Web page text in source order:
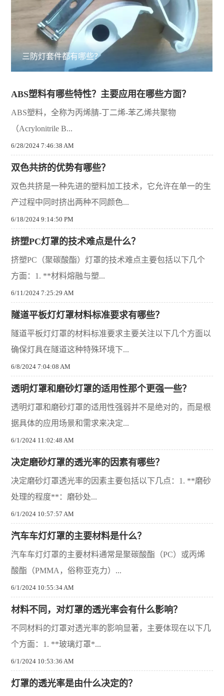
三防灯套件都有哪些？
ABS塑料有哪些特性？主要应用在哪些方面？
ABS塑料，全称为丙烯腈-丁二烯-苯乙烯共聚物
（Acrylonitrile B...
6/28/2024 7:46:38 AM
双色共挤的优势有哪些？
双色共挤是一种先进的塑料加工技术，它允许在单一的生
产过程中同时挤出两种不同颜色...
6/18/2024 9:14:50 PM
挤塑PC灯罩的技术难点是什么？
挤塑PC（聚碳酸酯）灯罩的技术难点主要包括以下几个
方面：1. **材料熔融与塑...
6/11/2024 7:25:29 AM
隧道平板灯灯罩材料标准要求有哪些？
隧道平板灯灯罩的材料标准要求主要关注以下几个方面以
确保灯具在隧道这种特殊环境下...
6/8/2024 7:04:08 AM
透明灯罩和磨砂灯罩的适用性那个更强一些？
透明灯罩和磨砂灯罩的适用性强弱并不是绝对的，而是根
据具体的应用场景和需求来决定...
6/1/2024 11:02:48 AM
决定磨砂灯罩的透光率的因素有哪些？
决定磨砂灯罩透光率的因素主要包括以下几点：1. **磨砂
处理的程度**：磨砂处...
6/1/2024 10:57:57 AM
汽车车灯灯罩的主要材料是什么？
汽车车灯灯罩的主要材料通常是聚碳酸酯（PC）或丙烯
酸酯（PMMA，俗称亚克力）...
6/1/2024 10:55:34 AM
材料不同，对灯罩的透光率会有什么影响？
不同材料的灯罩对透光率的影响显著，主要体现在以下几
个方面：1. **玻璃灯罩*...
6/1/2024 10:53:36 AM
灯罩的透光率是由什么决定的？